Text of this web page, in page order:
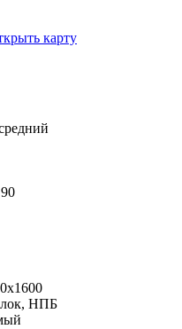
карту
90
НПБ